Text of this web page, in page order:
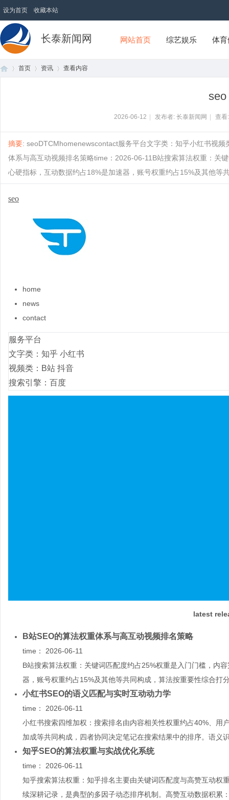
设为首页 收藏本站
长泰新闻网 网站首页 综艺娱乐 体
首页 资讯 查看内容
seo
2026-06-12 发布者: 长泰新闻网 查
摘要: seoDTCMhomenewscontact服务平台文字类：知乎小红书视
体系与高互动视频排名策略time：2026-06-11B站搜索算法权重：关
心硬指标，互动数据约占18%是加速器，账号权重约占15%及其他等
seo
home
news
contact
服务平台
文字类：知乎 小红书
视频类：B站 抖音
搜索引擎：百度
latest
B站SEO的算法权重体系与高互动视频排名策略
time：
2026-06-11
B站搜索算法权重：关键词匹配度约占25%权重是入门门槛，内
器，账号权重约占15%及其他等共同构成，算法按重要性综合打
小红书SEO的语义匹配与实时互动动力学
time：
2026-06-11
小红书搜索四维加权：搜索排名由内容相关性权重约占40%、用
加成等共同构成，四者协同决定笔记在搜索结果中的排序。语义
知乎SEO的算法权重与实战优化系统
time：
2026-06-11
知乎搜索算法权重：知乎排名主要由关键词匹配度与高赞互动权
续深耕记录，是典型的多因子动态排序机制。高赞互动数据积累